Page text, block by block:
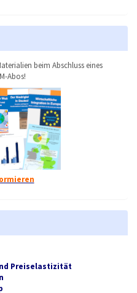
beim Abschluss eines
Abos!
Preiselastizität